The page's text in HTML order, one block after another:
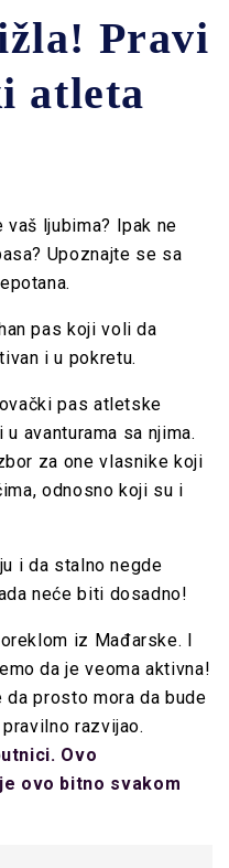
Pravi
atleta
ljubima? Ipak ne
Upoznajte se sa
pas koji voli da
i u pokretu.
pas atletske
avanturama sa njima.
za one vlasnike koji
odnosno koji su i
i da stalno negde
neće biti dosadno!
iz Mađarske. I
da je veoma aktivna!
prosto mora da bude
razvijao.
Ovo
ovo bitno svakom